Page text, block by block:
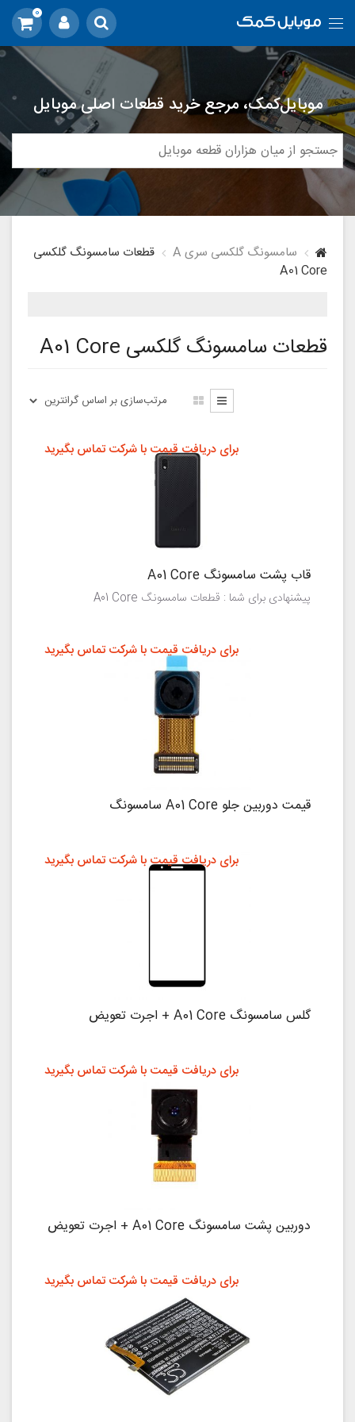
0
موبایل‌کمک، مرجع خرید قطعات اصلی موبایل
سامسونگ گلکسی سری A
قطعات سامسونگ گلکسی
A01 Core
قطعات سامسونگ گلکسی A01 Core
قاب پشت سامسونگ A01 Core
پیشنهادی برای شما : قطعات سامسونگ A01 Core
برای دریافت قیمت با شرکت تماس بگیرید
قیمت دوربین جلو A01 Core سامسونگ
برای دریافت قیمت با شرکت تماس بگیرید
گلس سامسونگ A01 Core + اجرت تعویض
برای دریافت قیمت با شرکت تماس بگیرید
دوربین پشت سامسونگ A01 Core + اجرت تعویض
برای دریافت قیمت با شرکت تماس بگیرید
برای دریافت قیمت با شرکت تماس بگیرید